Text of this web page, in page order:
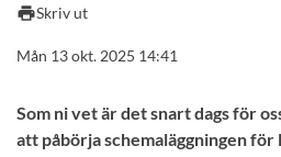
printSkriv ut
Mån 13 okt. 2025 14:41
Som ni vet är det snart dags för
att påbörja schemaläggningen